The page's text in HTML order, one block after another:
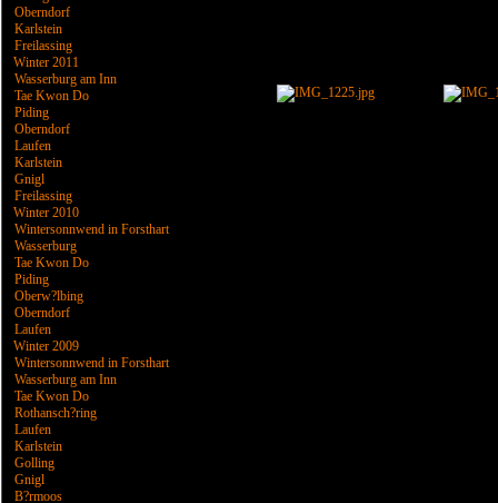
Oberndorf
Karlstein
Freilassing
Winter 2011
Wasserburg am Inn
Tae Kwon Do
Piding
Oberndorf
Laufen
Karlstein
Gnigl
Freilassing
Winter 2010
Wintersonnwend in Forsthart
Wasserburg
Tae Kwon Do
Piding
Oberw?lbing
Oberndorf
Laufen
Winter 2009
Wintersonnwend in Forsthart
Wasserburg am Inn
Tae Kwon Do
Rothansch?ring
Laufen
Karlstein
Golling
Gnigl
B?rmoos